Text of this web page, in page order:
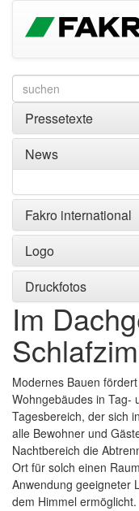
Pressetexte
News
Fakro international
Logo
Druckfotos
Im
Modernes Bauen
Wohngebäudes in Tag-
Tagesbereich, der sich
alle Bewohner und
Nachtbereich die
Ort für solch einen
Anwendung geeigneter
dem Himmel ermöglicht.